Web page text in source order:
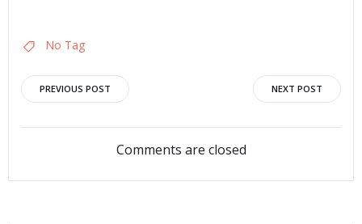
No Tag
Navigazione
articoli
PREVIOUS POST
articoli
NEXT POST
Comments are closed